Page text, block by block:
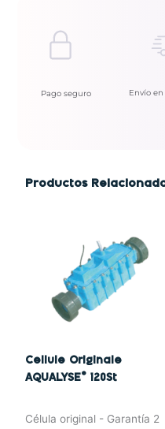
Pago seguro Envío
Productos
Cellule Originale
AQUALYSE® 120St
Célula original - Garantía 2